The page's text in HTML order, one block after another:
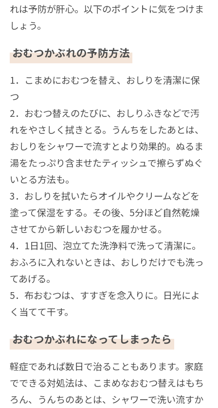
れは予防が肝心。以下のポイントに気をつけま
しょう。
おむつかぶれの予防方法
1．こまめにおむつを替え、おしりを清潔に保
つ
2．おむつ替えのたびに、おしりふきなどで汚
れをやさしく拭きとる。うんちをしたあとは、
おしりをシャワーで流すとより効果的。ぬるま
湯をたっぷり含ませたティッシュで擦らずぬぐ
いとる方法も。
3．おしりを拭いたらオイルやクリームなどを
塗って保湿をする。その後、5分ほど自然乾燥
させてから新しいおむつを履かせる。
4．1日1回、泡立てた洗浄料で洗って清潔に。
おふろに入れないときは、おしりだけでも洗っ
てあげる。
5．布おむつは、すすぎを念入りに。日光によ
く当てて干す。
おむつかぶれになってしまったら
軽症であれば数日で治ることもあります。家庭
でできる対処法は、こまめなおむつ替えはもち
ろん、うんちのあとは、シャワーで洗い流すか